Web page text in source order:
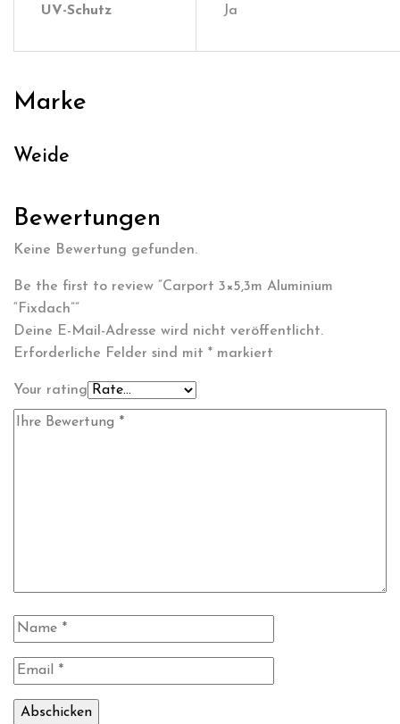
UV-Schutz Ja
Marke
Weide
Bewertungen
Keine Bewertung gefunden.
Be the first to review “Carport 3×5,3m Aluminium
“Fixdach””
Deine E-Mail-Adresse wird nicht veröffentlicht.
Erforderliche Felder sind mit * markiert
Your rating